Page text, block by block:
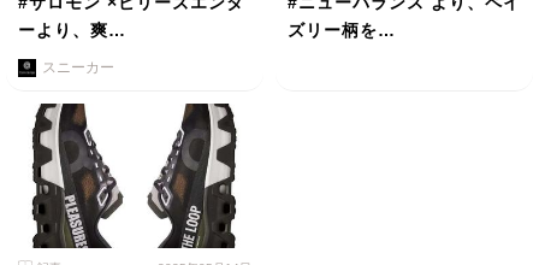
ーより、爽…
スニーカー
ズリー柄を…